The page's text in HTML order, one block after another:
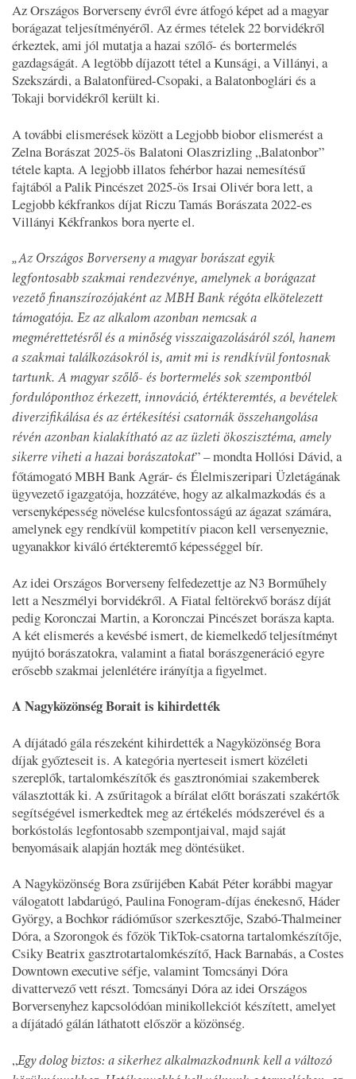
Az Országos Borverseny évről évre átfogó képet ad a magyar
borágazat teljesítményéről. Az érmes tételek 22 borvidékről
érkeztek, ami jól mutatja a hazai szőlő- és bortermelés
gazdagságát. A legtöbb díjazott tétel a Kunsági, a Villányi, a
Szekszárdi, a Balatonfüred-Csopaki, a Balatonboglári és a
Tokaji borvidékről került ki.
A további elismerések között a Legjobb biobor elismerést a
Zelna Borászat 2025-ös Balatoni Olaszrizling „Balatonbor”
tétele kapta. A legjobb illatos fehérbor hazai nemesítésű
fajtából a Palik Pincészet 2025-ös Irsai Olivér bora lett, a
Legjobb kékfrankos díjat Riczu Tamás Borászata 2022-es
Villányi Kékfrankos bora nyerte el.
„Az Országos Borverseny a magyar borászat egyik
legfontosabb szakmai rendezvénye, amelynek a borágazat
vezető finanszírozójaként az MBH Bank régóta elkötelezett
támogatója. Ez az alkalom azonban nemcsak a
megmérettetésről és a minőség visszaigazolásáról szól, hanem
a szakmai találkozásokról is, amit mi is rendkívül fontosnak
tartunk. A magyar szőlő- és bortermelés sok szempontból
fordulóponthoz érkezett, innováció, értékteremtés, a bevételek
diverzifikálása és az értékesítési csatornák összehangolása
révén azonban kialakítható az az üzleti ökoszisztéma, amely
sikerre viheti a hazai borászatokat” – mondta Hollósi Dávid, a
főtámogató MBH Bank Agrár- és Élelmiszeripari Üzletágának
ügyvezető igazgatója, hozzátéve, hogy az alkalmazkodás és a
versenyképesség növelése kulcsfontosságú az ágazat számára,
amelynek egy rendkívül kompetitív piacon kell versenyeznie,
ugyanakkor kiváló értékteremtő képességgel bír.
Az idei Országos Borverseny felfedezettje az N3 Borműhely
lett a Neszmélyi borvidékről. A Fiatal feltörekvő borász díját
pedig Koronczai Martin, a Koronczai Pincészet borásza kapta.
A két elismerés a kevésbé ismert, de kiemelkedő teljesítményt
nyújtó borászatokra, valamint a fiatal borászgeneráció egyre
erősebb szakmai jelenlétére irányítja a figyelmet.
A Nagyközönség Borait is kihirdették
A díjátadó gála részeként kihirdették a Nagyközönség Bora
díjak győzteseit is. A kategória nyerteseit ismert közéleti
szereplők, tartalomkészítők és gasztronómiai szakemberek
választották ki. A zsűritagok a bírálat előtt borászati szakértők
segítségével ismerkedtek meg az értékelés módszerével és a
borkóstolás legfontosabb szempontjaival, majd saját
benyomásaik alapján hozták meg döntésüket.
A Nagyközönség Bora zsűrijében Kabát Péter korábbi magyar
válogatott labdarúgó, Paulina Fonogram-díjas énekesnő, Háder
György, a Bochkor rádióműsor szerkesztője, Szabó-Thalmeiner
Dóra, a Szorongok és főzök TikTok-csatorna tartalomkészítője,
Csiky Beatrix gasztrotartalomkészítő, Hack Barnabás, a Costes
Downtown executive séfje, valamint Tomcsányi Dóra
divattervező vett részt. Tomcsányi Dóra az idei Országos
Borversenyhez kapcsolódóan minikollekciót készített, amelyet
a díjátadó gálán láthatott először a közönség.
„Egy dolog biztos: a sikerhez alkalmazkodnunk kell a változó